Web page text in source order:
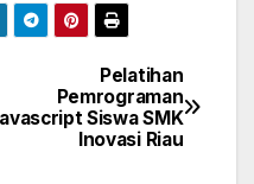
Pelatihan
Pemrograman
Siswa SMK
Inovasi Riau